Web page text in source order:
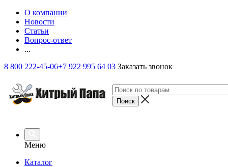
О компании
Новости
Статьи
Вопрос-ответ
...
8 800 222-45-06+7 922 995 64 03 Заказать звонок
Меню
Каталог